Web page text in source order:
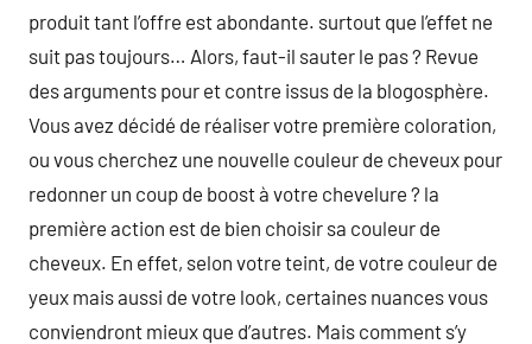
produit tant l’offre est abondante. surtout que l’effet ne
suit pas toujours… Alors, faut-il sauter le pas ? Revue
des arguments pour et contre issus de la blogosphère.
Vous avez décidé de réaliser votre première coloration,
ou vous cherchez une nouvelle couleur de cheveux pour
redonner un coup de boost à votre chevelure ? la
première action est de bien choisir sa couleur de
cheveux. En effet, selon votre teint, de votre couleur de
yeux mais aussi de votre look, certaines nuances vous
conviendront mieux que d’autres. Mais comment s’y